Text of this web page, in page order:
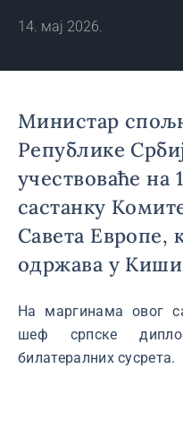
14. мај 2026.
Министар
Републике
учествоваће на
састанку
Савета Европе,
одржава у
На маргинама овог
шеф српске
билатералних сусрета.